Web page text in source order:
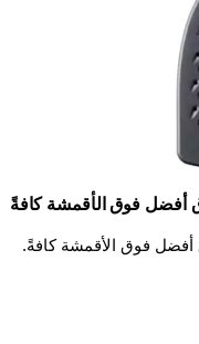
أفضل فوق الأقمشة كافةً
أفضل فوق الأقمشة كافةً.